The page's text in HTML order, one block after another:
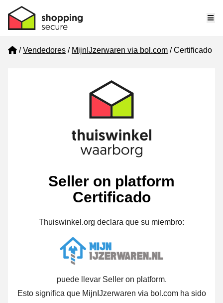
Home
Vendedores MijnIJzerwaren via bol.com Certificado
Seller on platform
Certificado
Thuiswinkel.org declara que su miembro:
puede llevar Seller on platform.
Esto significa que MijnIJzerwaren via bol.com ha sido